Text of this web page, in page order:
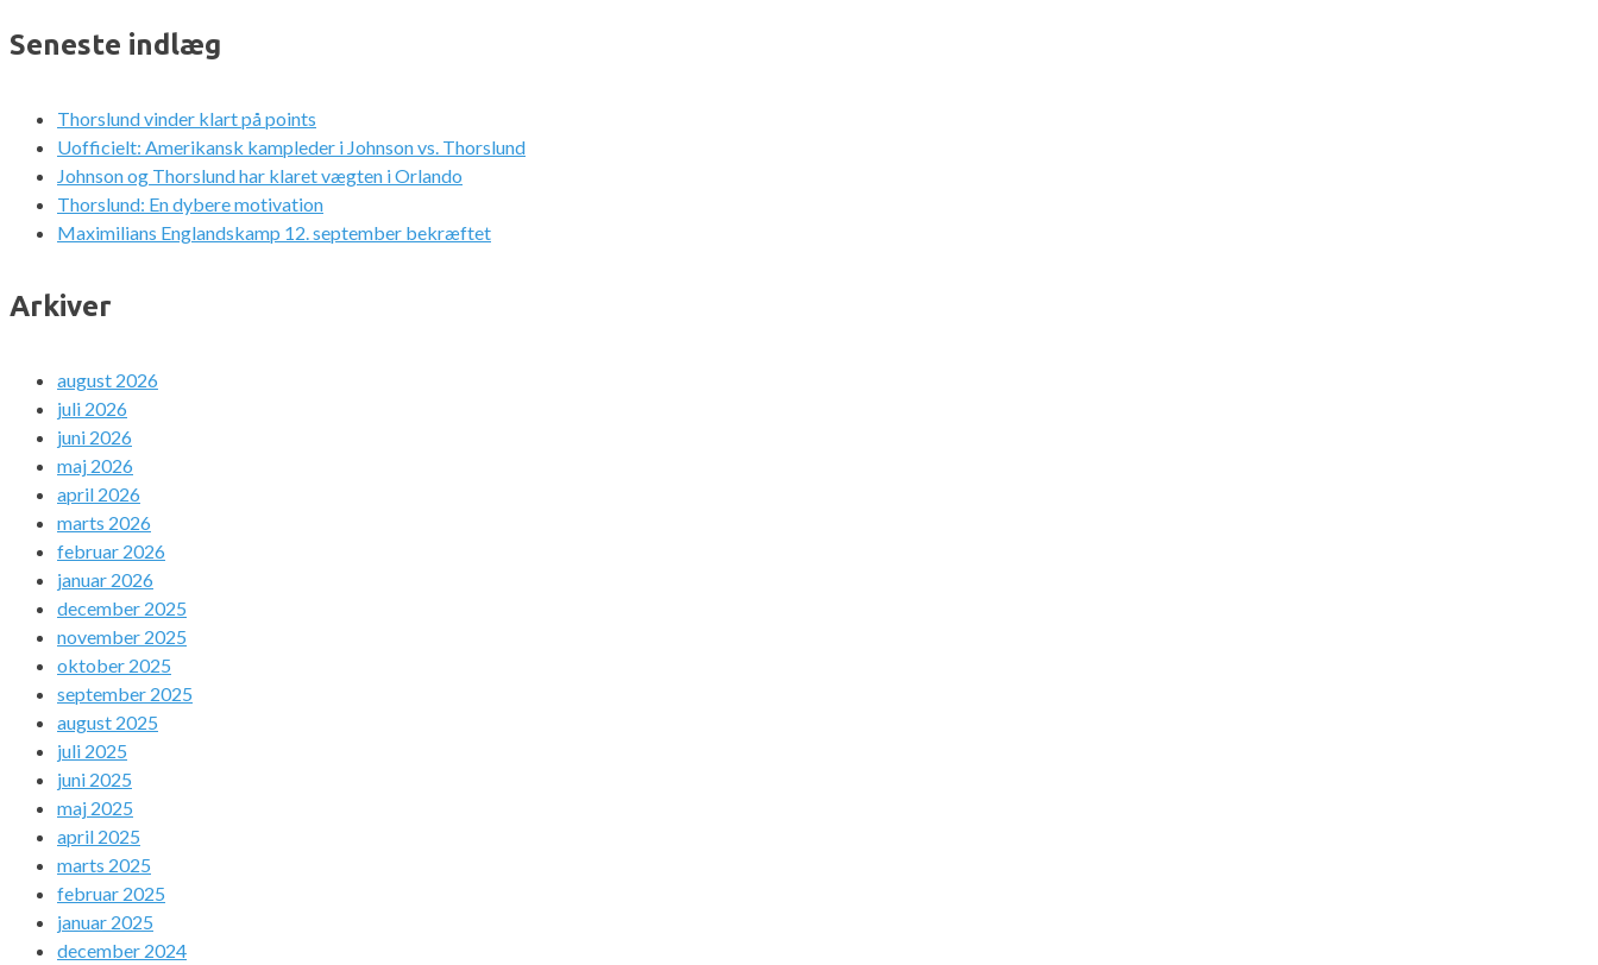
Seneste indlæg
Thorslund vinder klart på points
Uofficielt: Amerikansk kampleder i Johnson vs. Thorslund
Johnson og Thorslund har klaret vægten i Orlando
Thorslund: En dybere motivation
Maximilians Englandskamp 12. september bekræftet
Arkiver
august 2026
juli 2026
juni 2026
maj 2026
april 2026
marts 2026
februar 2026
januar 2026
december 2025
november 2025
oktober 2025
september 2025
august 2025
juli 2025
juni 2025
maj 2025
april 2025
marts 2025
februar 2025
januar 2025
december 2024